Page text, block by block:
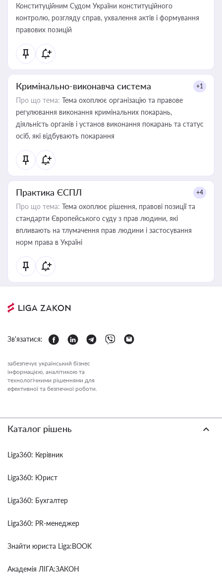
Конституційним Судом України конституційного
контролю, розгляду справ, ухвалення актів і формування
правових позицій
Кримінально-виконавча система +1
Про що тема: Тема охоплює організацію та правове
регулювання виконання кримінальних покарань,
діяльність органів і установ виконання покарань та статус
осіб, які відбувають покарання
Практика ЄСПЛ +4
Про що тема: Тема охоплює рішення, правові позиції та
стандарти Європейського суду з прав людини, які
впливають на тлумачення прав людини і застосування
норм права в Україні
Зв'язатися:
забезпечує український бізнес
інформацією, аналітикою та
технологічними рішеннями для
ефективної та безпечної роботи.
Каталог рішень
Liga360: Керівник
Liga360: Юрист
Liga360: Бухгалтер
Liga360: PR-менеджер
Знайти юриста Liga:BOOK
Академія ЛІГА:ЗАКОН